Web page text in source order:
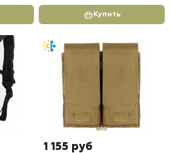
Купить
1 155 руб